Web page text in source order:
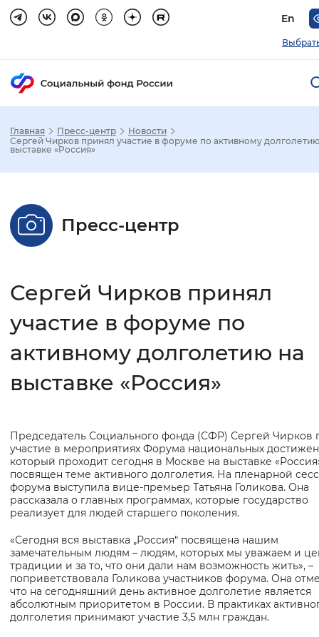
En
Настройка режима отображения
Стандартный
Без засечек С засечками
Интервал между буквами
Монохромный Инверсивный
Синий фон
Изображения
Включены Выключены
Звуковой ассистент
Воспроизвести Остановить
Главная Пресс-центр
Новости
Сергей Чирков принял участие в форуме по активному
выставке «Россия»
Пресс-центр
Сергей Чирков принял
участие в форуме по
активному долголетию на
выставке «Россия»
Основная
информация
Председатель Социального фонда (СФР) Сергей Чирков
участие в мероприятиях Форума национальных
который проходит сегодня в Москве на выставке
посвящен теме активного долголетия. На пленарной
форума выступила вице-премьер Татьяна Голикова. Она
рассказала о главных программах, которые государство
реализует для людей старшего поколения.
«Сегодня вся выставка „Россия“ посвящена нашим
замечательным людям – людям, которых мы уважаем и
традиции и за то, что они дали нам возможность жить», –
поприветствовала Голикова участников форума. Она
что на сегодняшний день активное долголетие является
абсолютным приоритетом в России. В практиках
долголетия принимают участие 3,5 млн граждан.